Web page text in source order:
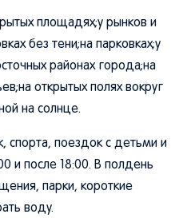
площадях;у рынков и
без тени;на парковках;у
районах города;на
открытых полях вокруг
на солнце.
спорта, поездок с детьми и
и после 18:00. В полдень
парки, короткие
воду.